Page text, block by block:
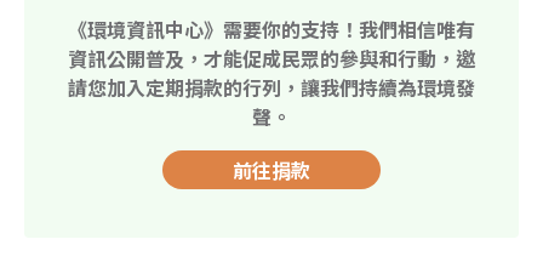
《環境資訊中心》需要你的支持！我們相信唯有
資訊公開普及，才能促成民眾的參與和行動，邀
請您加入定期捐款的行列，讓我們持續為環境發
聲。
前往捐款